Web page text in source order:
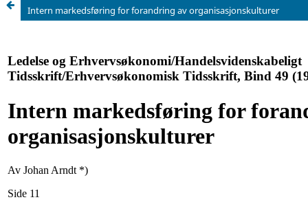
Intern markedsføring for forandring av organisasjonskulturer